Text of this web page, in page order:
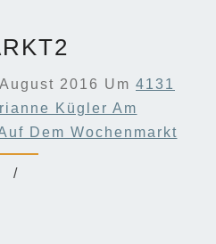
2016 Um 4131
Kügler Am
Dem Wochenmarkt
/